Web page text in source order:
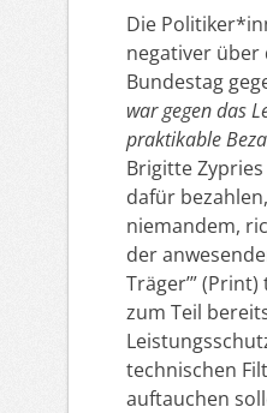
Die
negativer über
Bundestag
war gegen das
praktikable
Brigitte Zypries
dafür
niemandem,
der
Träger’”
zum Teil
technischen
auftauchen